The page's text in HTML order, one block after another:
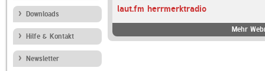
Downloads
Hilfe & Kontakt
Newsletter
laut.fm herrmerktradio
Mehr